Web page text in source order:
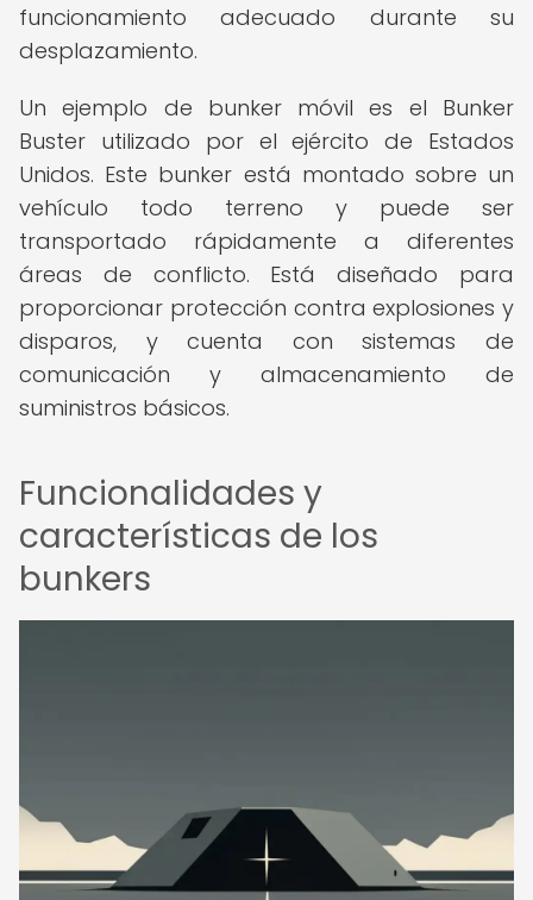
funcionamiento adecuado durante su
desplazamiento.
Un ejemplo de bunker móvil es el Bunker
Buster utilizado por el ejército de Estados
Unidos. Este bunker está montado sobre un
vehículo todo terreno y puede ser
transportado rápidamente a diferentes
áreas de conflicto. Está diseñado para
proporcionar protección contra explosiones y
disparos, y cuenta con sistemas de
comunicación y almacenamiento de
suministros básicos.
Funcionalidades y
características de los
bunkers